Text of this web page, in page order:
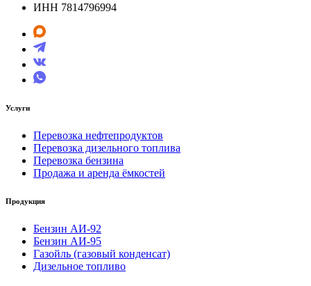
ИНН 7814796994
Услуги
Перевозка нефтепродуктов
Перевозка дизельного топлива
Перевозка бензина
Продажа и аренда ёмкостей
Продукция
Бензин АИ-92
Бензин АИ-95
Газойль (газовый конденсат)
Дизельное топливо